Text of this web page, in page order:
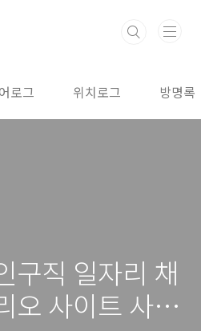
로그 위치로그 방명록
구직 일자리 채
오 사이트 사용